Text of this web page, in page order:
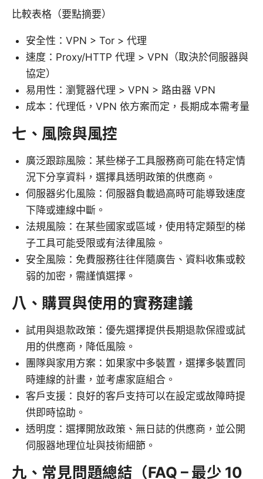
比較表格（要點摘要）
安全性：VPN > Tor > 代理
速度：Proxy/HTTP 代理 > VPN（取決於伺服器與
協定）
易用性：瀏覽器代理 > VPN > 路由器 VPN
成本：代理低，VPN 依方案而定，長期成本需考量
七、風險與風控
廣泛跟踪風險：某些梯子工具服務商可能在特定情
況下分享資料，選擇具透明政策的供應商。
伺服器劣化風險：伺服器負載過高時可能導致速度
下降或連線中斷。
法規風險：在某些國家或區域，使用特定類型的梯
子工具可能受限或有法律風險。
安全風險：免費服務往往伴隨廣告、資料收集或較
弱的加密，需謹慎選擇。
八、購買與使用的實務建議
試用與退款政策：優先選擇提供長期退款保證或試
用的供應商，降低風險。
團隊與家用方案：如果家中多裝置，選擇多裝置同
時連線的計畫，並考慮家庭組合。
客戶支援：良好的客戶支持可以在設定或故障時提
供即時協助。
透明度：選擇開放政策、無日誌的供應商，並公開
伺服器地理位址與技術細節。
九、常見問題總結（FAQ – 最少 10